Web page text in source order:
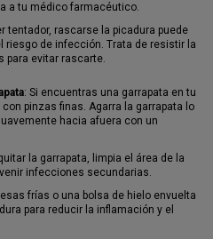
a tu médico farmacéutico.
tentador, rascarse la picadura puede
riesgo de infección. Trata de resistir la
evitar rascarte.
: Si encuentras una garrapata en tu
pinzas finas. Agarra la garrapata lo
hacia afuera con un
la garrapata, limpia el área de la
infecciones secundarias.
frías o una bolsa de hielo envuelta
para reducir la inflamación y el